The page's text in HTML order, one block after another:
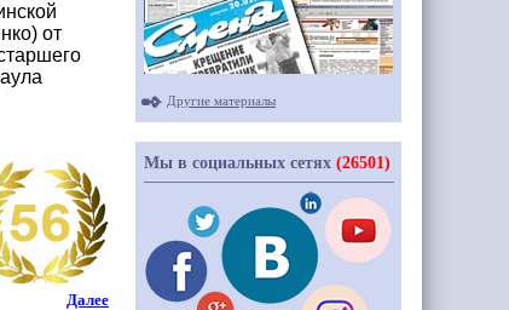
от
Далее
Другие материалы
Мы в социальных сетях (26501)